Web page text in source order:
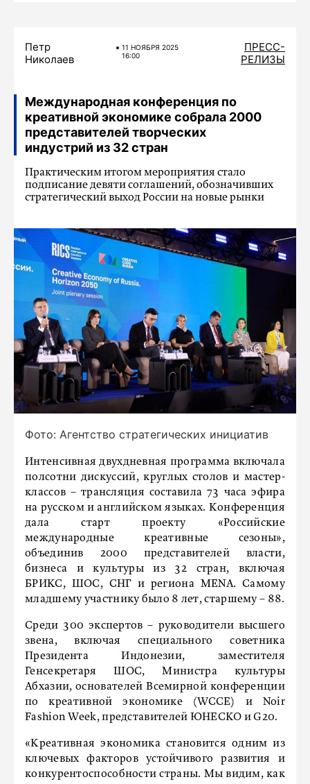
Петр
Николаев
11 НОЯБРЯ 2025
16:00
ПРЕСС-
РЕЛИЗЫ
Международная конференция по
креативной экономике собрала 2000
представителей творческих
индустрий из 32 стран
Практическим итогом мероприятия стало
подписание девяти соглашений, обозначивших
стратегический выход России на новые рынки
Фото: Агентство стратегических инициатив
Интенсивная двухдневная программа включала
полсотни дискуссий, круглых столов и мастер-
классов – трансляция составила 73 часа эфира
на русском и английском языках. Конференция
дала старт проекту «Российские
международные креативные сезоны»,
объединив 2000 представителей власти,
бизнеса и культуры из 32 стран, включая
БРИКС, ШОС, СНГ и региона MENA. Самому
младшему участнику было 8 лет, старшему – 88.
Среди 300 экспертов – руководители высшего
звена, включая специального советника
Президента Индонезии, заместителя
Генсекретаря ШОС, Министра культуры
Абхазии, основателей Всемирной конференции
по креативной экономике (WCCE) и Noir
Fashion Week, представителей ЮНЕСКО и G20.
«Креативная экономика становится одним из
ключевых факторов устойчивого развития и
конкурентоспособности страны. Мы видим, как